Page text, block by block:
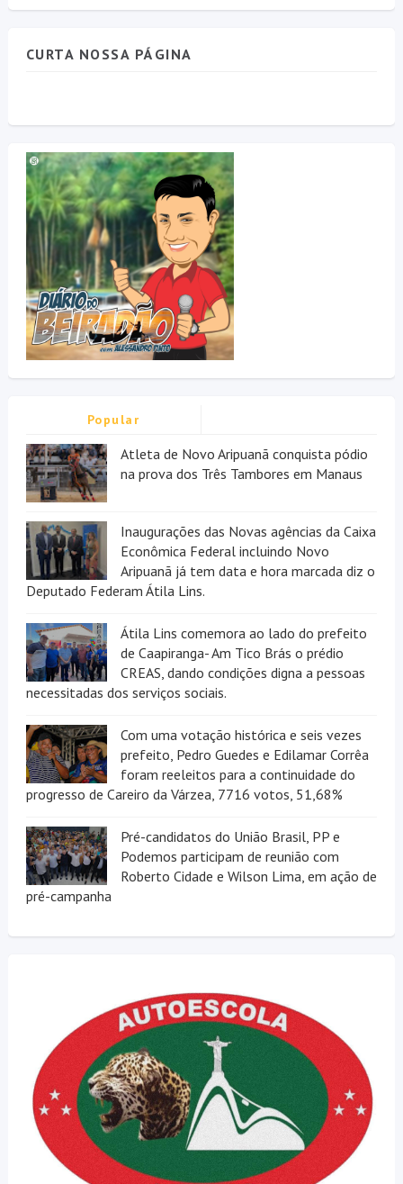
CURTA NOSSA PÁGINA
Popular
Atleta de Novo Aripuanã conquista pódio
na prova dos Três Tambores em Manaus
Inaugurações das Novas agências da Caixa
Econômica Federal incluindo Novo
Aripuanã já tem data e hora marcada diz o
Deputado Federam Átila Lins.
Átila Lins comemora ao lado do prefeito
de Caapiranga- Am Tico Brás o prédio
CREAS, dando condições digna a pessoas
necessitadas dos serviços sociais.
Com uma votação histórica e seis vezes
prefeito, Pedro Guedes e Edilamar Corrêa
foram reeleitos para a continuidade do
progresso de Careiro da Várzea, 7716 votos, 51,68%
Pré-candidatos do União Brasil, PP e
Podemos participam de reunião com
Roberto Cidade e Wilson Lima, em ação de
pré-campanha